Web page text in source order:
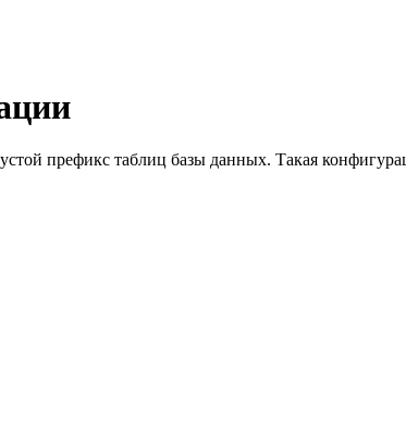
префикс таблиц базы данных. Такая